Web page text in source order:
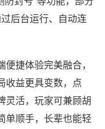
后台运行、自动连
捷体验完美融合，
收益更具变数，点
灵活，玩家可兼顾胡
单顺手，长辈也能轻